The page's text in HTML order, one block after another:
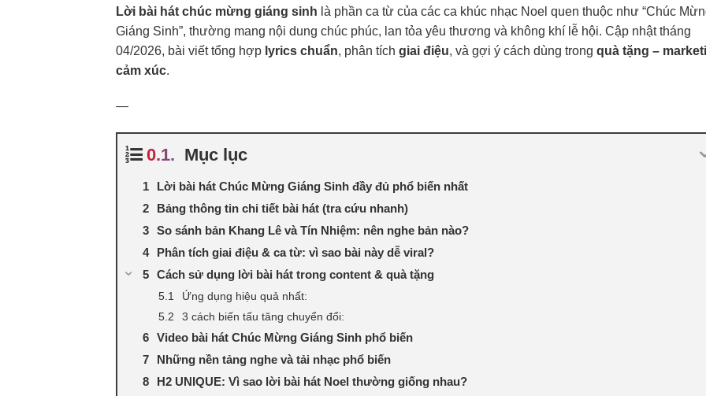
Lời bài hát chúc mừng giáng sinh là phần ca từ của các ca khúc nhạc Noel quen thuộc như “Chúc
Giáng Sinh”, thường mang nội dung chúc phúc, lan tỏa yêu thương và không khí lễ hội. Cập nhật tháng
04/2026, bài viết tổng hợp lyrics chuẩn, phân tích giai điệu, và gợi ý cách dùng trong quà tặng –
cảm xúc.
—
Mục lục
Lời bài hát Chúc Mừng Giáng Sinh đầy đủ phổ biến nhất
Bảng thông tin chi tiết bài hát (tra cứu nhanh)
So sánh bản Khang Lê và Tín Nhiệm: nên nghe bản nào?
Phân tích giai điệu & ca từ: vì sao bài này dễ viral?
Cách sử dụng lời bài hát trong content & quà tặng
Ứng dụng hiệu quả nhất:
3 cách biến tấu tăng chuyển đổi:
Video bài hát Chúc Mừng Giáng Sinh phổ biến
Những nền tảng nghe và tải nhạc phổ biến
H2 UNIQUE: Vì sao lời bài hát Noel thường giống nhau?